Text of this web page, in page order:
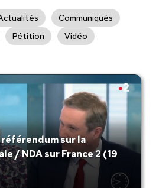
Communiqués
Pétition Vidéo
sur la
/ NDA sur France 2 (19